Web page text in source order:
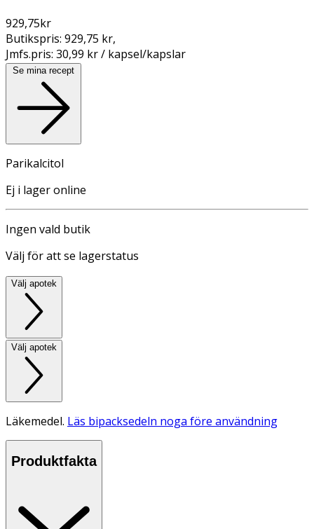
929,75kr
Butikspris: 929,75 kr,
Jmfs.pris: 30,99 kr / kapsel/kapslar
Se mina recept
Parikalcitol
Ej i lager online
Ingen vald butik
Välj för att se lagerstatus
Välj apotek
Välj apotek
Läkemedel. Läs bipacksedeln noga före användning
Produktfakta